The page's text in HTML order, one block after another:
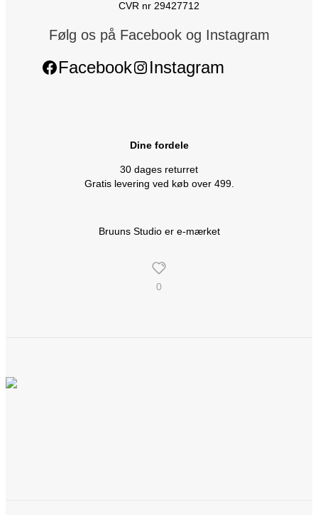
CVR nr 29427712
Følg os på Facebook og Instagram
Facebook Instagram
Dine fordele
30 dages returret
Gratis levering ved køb over 499.
Bruuns Studio er e-mærket
0